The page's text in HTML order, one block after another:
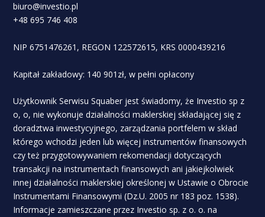
biuro@investio.pl
+48 695 746 408
NIP 6751476261, REGON 122572615, KRS 0000439216
Kapitał zakładowy: 140 901zł, w pełni opłacony
Użytkownik Serwisu Squaber jest świadomy, że Investio sp z
o, o, nie wykonuje działalności maklerskiej składającej się z
doradztwa inwestycyjnego, zarządzania portfelem w skład
którego wchodzi jeden lub więcej instrumentów finansowych
czy też przygotowywaniem rekomendacji dotyczących
transakcji na instrumentach finansowych ani jakiejkolwiek
innej działalności maklerskiej określonej w Ustawie o Obrocie
Instrumentami Finansowymi (Dz.U. 2005 nr 183 poz. 1538).
Informacje zamieszczane przez Investio sp. z o. o. na